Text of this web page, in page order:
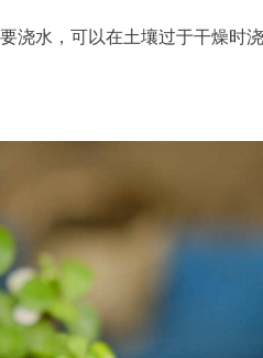
浇水，可以在土壤过于干燥时